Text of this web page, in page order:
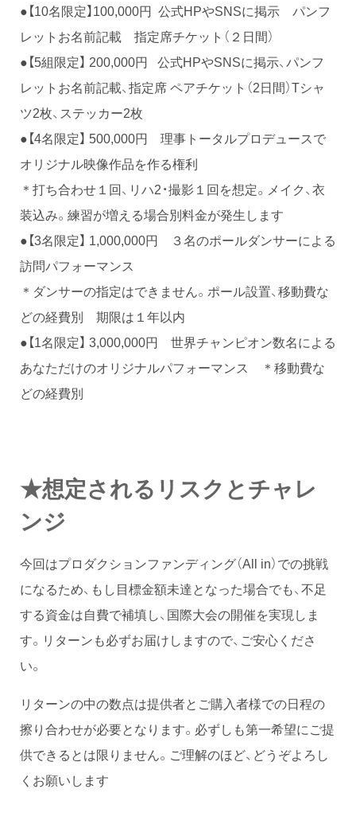
●【10名限定】100,000円 公式HPやSNSに掲示 パンフ
レットお名前記載 指定席チケット（２日間）
●【5組限定】 200,000円 公式HPやSNSに掲示、パンフ
レットお名前記載、指定席 ペアチケット（2日間）Tシャ
ツ2枚、ステッカー2枚
●【4名限定】 500,000円 理事トータルプロデュースで
オリジナル映像作品を作る権利
＊打ち合わせ１回、リハ2・撮影１回を想定。メイク、衣
装込み。練習が増える場合別料金が発生します
●【3名限定】 1,000,000円 ３名のポールダンサーによる
訪問パフォーマンス
＊ダンサーの指定はできません。ポール設置、移動費な
どの経費別 期限は１年以内
●【1名限定】 3,000,000円 世界チャンピオン数名による
あなただけのオリジナルパフォーマンス ＊移動費な
どの経費別
★想定されるリスクとチャレ
ンジ
今回はプロダクションファンディング（All in）での挑戦
になるため、もし目標金額未達となった場合でも、不足
する資金は自費で補填し、国際大会の開催を実現しま
す。リターンも必ずお届けしますので、ご安心くださ
い。
リターンの中の数点は提供者とご購入者様での日程の
擦り合わせが必要となります。必ずしも第一希望にご提
供できるとは限りません。ご理解のほど、どうぞよろし
くお願いします